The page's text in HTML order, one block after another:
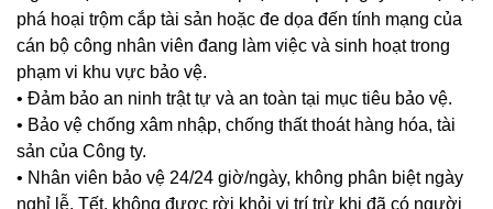
phá hoại trộm cắp tài sản hoặc đe dọa đến tính mạng của
cán bộ công nhân viên đang làm việc và sinh hoạt trong
phạm vi khu vực bảo vệ.
• Đảm bảo an ninh trật tự và an toàn tại mục tiêu bảo vệ.
• Bảo vệ chống xâm nhập, chống thất thoát hàng hóa, tài
sản của Công ty.
• Nhân viên bảo vệ 24/24 giờ/ngày, không phân biệt ngày
nghỉ lễ, Tết, không được rời khỏi vị trí trừ khi đã có người